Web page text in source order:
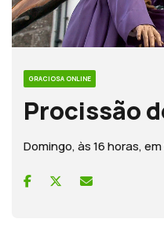
GRACIOSA ONLINE
Procissão
Domingo, às 16 horas,